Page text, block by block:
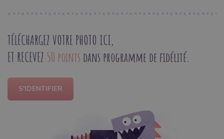
TÉLÉCHARGEZ VOTRE PHOTO ICI,
ET RECEVEZ 50 points dans programme de fidélité.
S'IDENTIFIER